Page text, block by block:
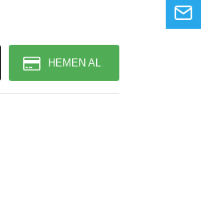
HEMEN AL